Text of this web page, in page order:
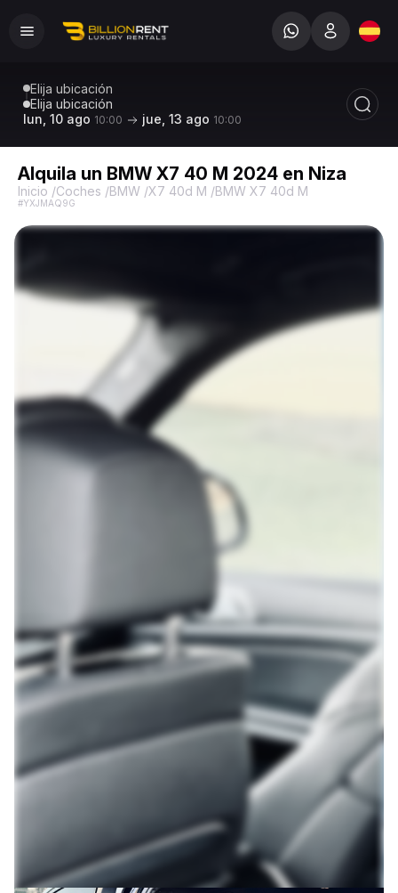
Elija ubicación
Elija ubicación
lun, 10 ago 10:00 jue, 13 ago 10:00
Alquila un BMW X7 40 M 2024 en Niza
Inicio /Coches /BMW /X7 40d M /BMW X7 40d M
#YXJMAQ9G